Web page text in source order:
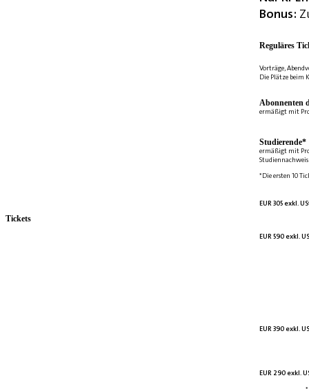
Bonus:
Reguläres
Vorträge,
Die Plätze beim
Abonnenten
ermäßigt mit
Studierende*
ermäßigt mit
*Die ersten 10
EUR 305 exkl.
EUR 590 exkl.
EUR 390 exkl.
EUR 290 exkl.
Tickets